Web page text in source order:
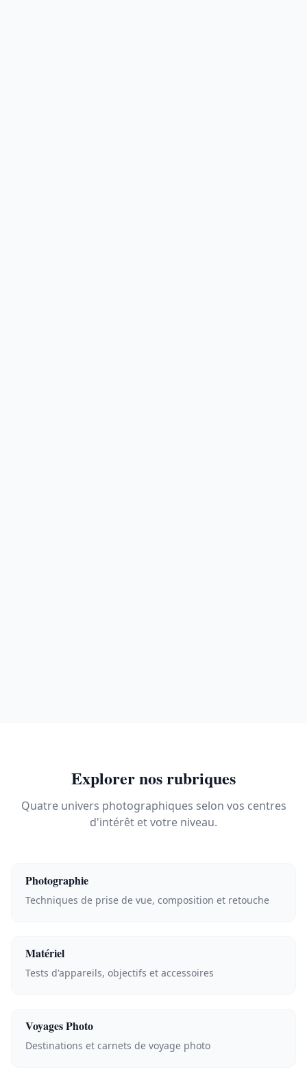
Explorer nos rubriques
Quatre univers photographiques selon vos centres
d'intérêt et votre niveau.
Photographie
Techniques de prise de vue, composition et retouche
Matériel
Tests d'appareils, objectifs et accessoires
Voyages Photo
Destinations et carnets de voyage photo